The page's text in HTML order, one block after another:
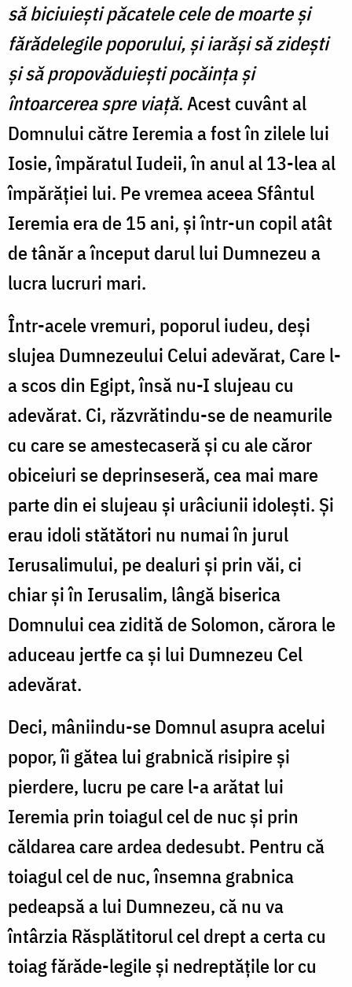
să biciuiești păcatele cele de moarte și
fărădelegile poporului, și iarăși să zidești
și să propovăduiești pocăința și
întoarcerea spre viață. Acest cuvânt al
Domnului către Ieremia a fost în zilele lui
Iosie, împăratul Iudeii, în anul al 13-lea al
împărăției lui. Pe vremea aceea Sfântul
Ieremia era de 15 ani, și într-un copil atât
de tânăr a început darul lui Dumnezeu a
lucra lucruri mari.
Într-acele vremuri, poporul iudeu, deși
slujea Dumnezeului Celui adevărat, Care l-
a scos din Egipt, însă nu-I slujeau cu
adevărat. Ci, răzvrătindu-se de neamurile
cu care se amestecaseră și cu ale căror
obiceiuri se deprinseseră, cea mai mare
parte din ei slujeau și urâciunii idolești. Și
erau idoli stătători nu numai în jurul
Ierusalimului, pe dealuri și prin văi, ci
chiar și în Ierusalim, lângă biserica
Domnului cea zidită de Solomon, cărora le
aduceau jertfe ca și lui Dumnezeu Cel
adevărat.
Deci, mâniindu-se Domnul asupra acelui
popor, îi gătea lui grabnică risipire și
pierdere, lucru pe care l-a arătat lui
Ieremia prin toiagul cel de nuc și prin
căldarea care ardea dedesubt. Pentru că
toiagul cel de nuc, însemna grabnica
pedeapsă a lui Dumnezeu, că nu va
întârzia Răsplătitorul cel drept a certa cu
toiag fărăde-legile și nedreptățile lor cu